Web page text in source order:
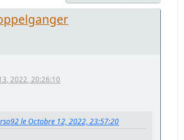
2022, 20:26:10
le Octobre 12, 2022, 23:57:20